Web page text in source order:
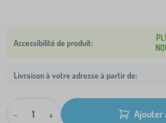
Livraison à votre adresse à partir de:
- + Ajouter